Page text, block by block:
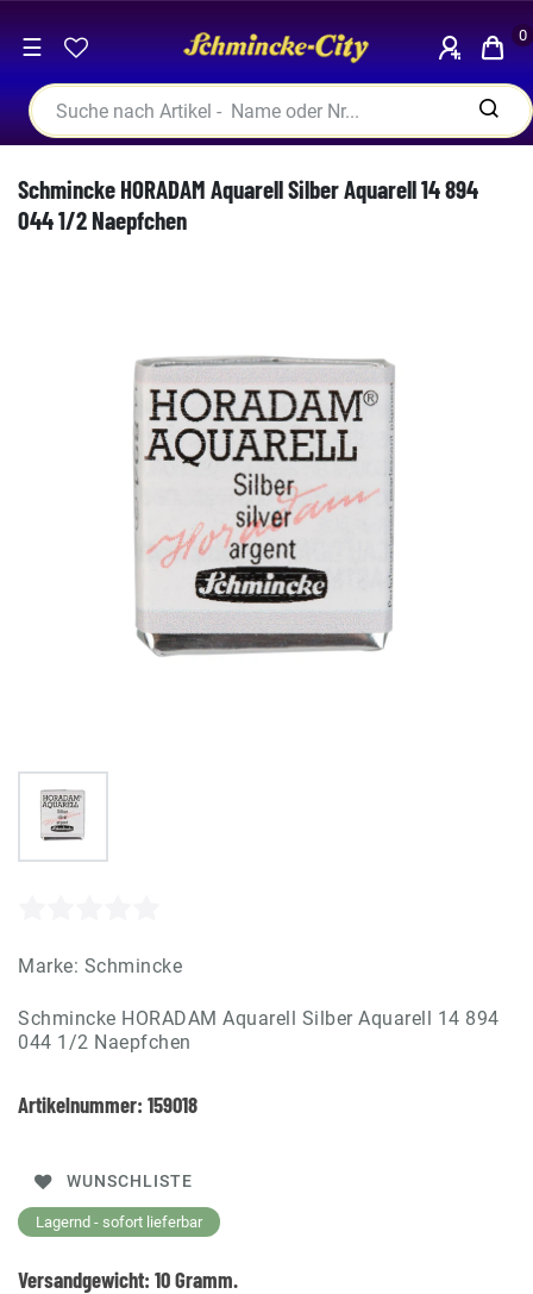
☰ 0
Schmincke HORADAM Aquarell Silber Aquarell 14 894
044 1/2 Naepfchen
Marke: Schmincke
Schmincke HORADAM Aquarell Silber Aquarell 14 894
044 1/2 Naepfchen
Artikelnummer: 159018
WUNSCHLISTE
Lagernd - sofort lieferbar
Versandgewicht: 10Gramm.